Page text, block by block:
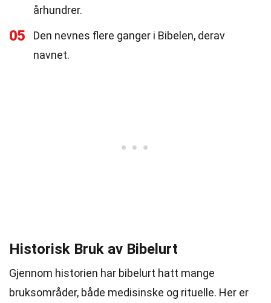
århundrer.
05
Den nevnes flere ganger i Bibelen, derav
navnet.
Historisk Bruk av Bibelurt
Gjennom historien har bibelurt hatt mange
bruksområder, både medisinske og rituelle. Her er